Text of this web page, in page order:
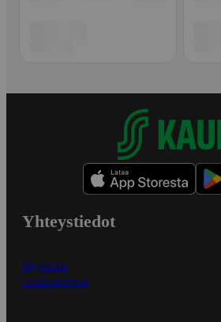
Yhteystiedot
Myymälät
Asiakaspalvelu